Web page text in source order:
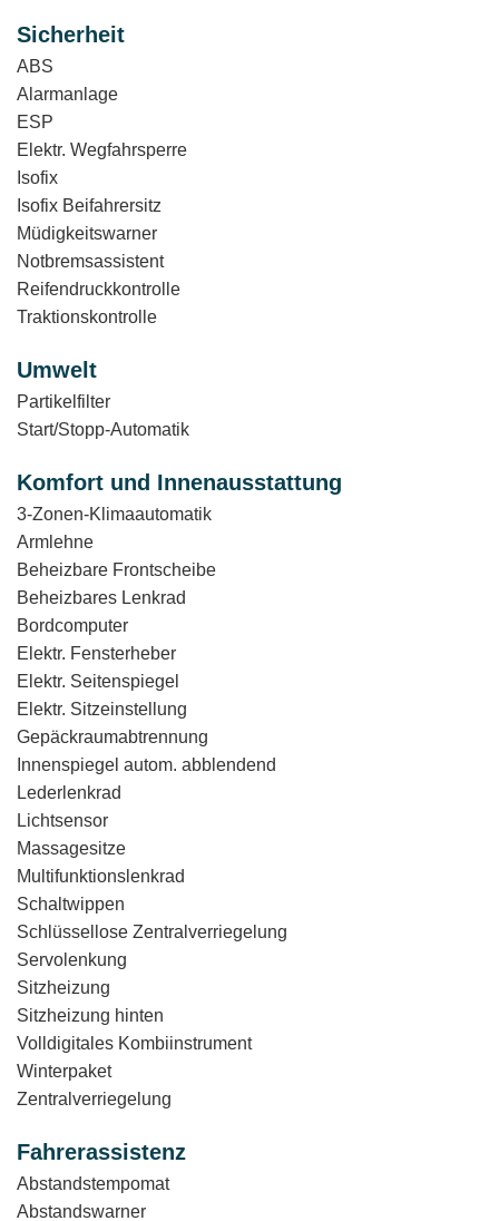
Sicherheit
ABS
Alarmanlage
ESP
Elektr. Wegfahrsperre
Isofix
Isofix Beifahrersitz
Müdigkeitswarner
Notbremsassistent
Reifendruckkontrolle
Traktionskontrolle
Umwelt
Partikelfilter
Start/Stopp-Automatik
Komfort und Innenausstattung
3-Zonen-Klimaautomatik
Armlehne
Beheizbare Frontscheibe
Beheizbares Lenkrad
Bordcomputer
Elektr. Fensterheber
Elektr. Seitenspiegel
Elektr. Sitzeinstellung
Gepäckraumabtrennung
Innenspiegel autom. abblendend
Lederlenkrad
Lichtsensor
Massagesitze
Multifunktionslenkrad
Schaltwippen
Schlüssellose Zentralverriegelung
Servolenkung
Sitzheizung
Sitzheizung hinten
Volldigitales Kombiinstrument
Winterpaket
Zentralverriegelung
Fahrerassistenz
Abstandstempomat
Abstandswarner